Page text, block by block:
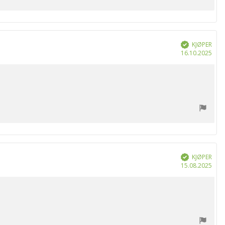
Verifisert
KJØPER
16.10.2025
Verifisert
KJØPER
15.08.2025